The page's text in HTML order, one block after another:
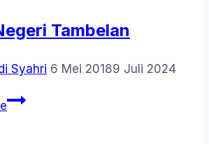
Tambelan
Syahri 6 Mei 20189 Juli 2024
Syair